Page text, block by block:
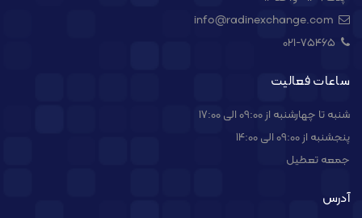
021-۷۵۴۶۵
ساعات فعالیت
شنبه تا چهارشنبه از 09:00 الی 17:00
پنجشنبه از 09:00 الی 14:00
جمعه تعطیل
آدرس